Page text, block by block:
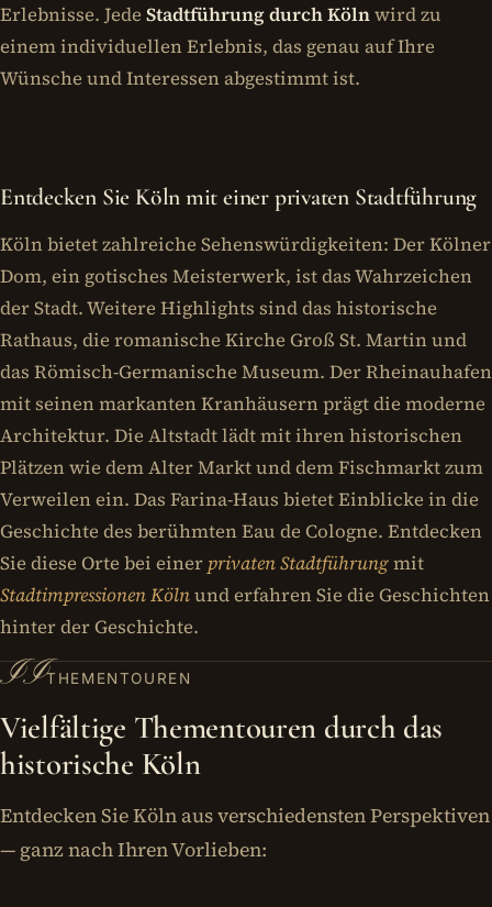
Erlebnisse. Jede Stadtführung durch Kölnwird zu
einem individuellen Erlebnis, das genau auf Ihre
Wünsche und Interessen abgestimmt ist.
Entdecken Sie Köln mit einer privaten Stadtführung
Köln bietet zahlreiche Sehenswürdigkeiten: Der Kölner
Dom, ein gotisches Meisterwerk, ist das Wahrzeichen
der Stadt. Weitere Highlights sind das historische
Rathaus, die romanische Kirche Groß St. Martin und
das Römisch-Germanische Museum. Der Rheinauhafen
mit seinen markanten Kranhäusern prägt die moderne
Architektur. Die Altstadt lädt mit ihren historischen
Plätzen wie dem Alter Markt und dem Fischmarkt zum
Verweilen ein. Das Farina-Haus bietet Einblicke in die
Geschichte des berühmten Eau de Cologne. Entdecken
Sie diese Orte bei einer privaten Stadtführungmit
Stadtimpressionen Kölnund erfahren Sie die Geschichten
hinter der Geschichte.
IITHEMENTOUREN
Vielfältige Thementouren durch das
historische Köln
Entdecken Sie Köln aus verschiedensten Perspektiven
— ganz nach Ihren Vorlieben: